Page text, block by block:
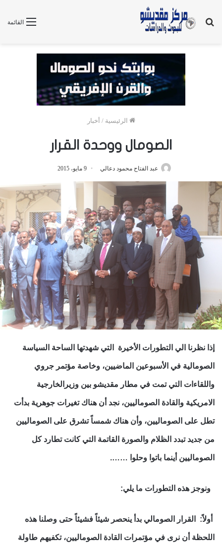
القائمة
بحث
الرئيسية / أخبار
الصومال ووحدة القرار
عبد الفتاح محمود دعالي 9 مايو، 2015
إذا نظرنا الي التطورات الأخيرة التي شهدتها الساحة السياسة
الصومالية في الأسبوعين الماضيين، وخاصة مؤتمر جروي
واللقاءات التي تمت في مطار مقديشو بين وزيرالخارجية
الامريكية والقادة الصوماليين، نجد أن هناك تغيرات جوهرية بدأت
تطل على الصوماليين، وأن هناك شمساً تشرق على الصوماليين
من جديد تبدد الظلام والصورة القاتمة التي كانت تطارد كل
الصوماليين أينما باتوا وحلوا …….
ونوجز هذه التطورات ما يلي:
أولاً: القرار الصومالي بدأ ينحصر شيئاً فشيئاً حتى وصلنا هذه
اللحظة أن نرى في مؤتمرات القادة الصوماليين، تكفيهم طاولة